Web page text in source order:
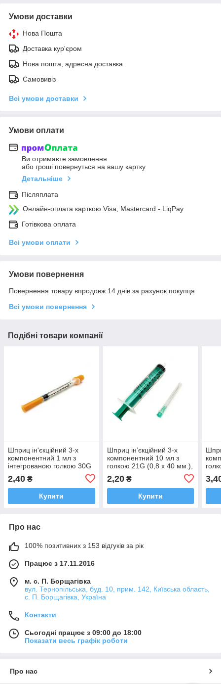
Умови доставки
Нова Пошта
Доставка кур'єром
Нова пошта, адресна доставка
Самовивіз
Всі умови доставки
Умови оплати
Ви отримаєте замовлення
або гроші повернуться на вашу картку
Детальніше
Післяплата
Онлайн-оплата карткою Visa, Mastercard - LiqPay
Готівкова оплата
Всі умови оплати
Умови повернення
Повернення товару впродовж 14 днів за рахунок покупця
Всі умови повернення
Подібні товари компанії
Шприц ін'єкційний 3-х
компонентний 1 мл з
інтегрованою голкою 30G
ALEXPHARM
2,40 ₴
Купити
Шприц ін’єкційний 3-х
компонентний 10 мл з
голкою 21G (0,8 х 40 мм.),
2,20₴
Купити
Про нас
100% позитивних з 153 відгуків за рік
Працює з 17.11.2016
м. с. П. Борщагівка
вул. Тернопільська, буд. 10, прим. 142, Київська область,
с. П. Борщагівка, Україна
Контакти
Сьогодні працює з 09:00 до 18:00
Показати весь графік роботи
Про нас